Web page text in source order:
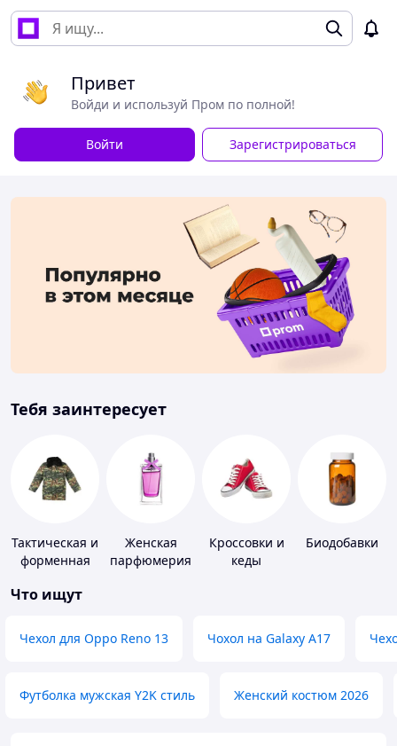
Привет
Войди и используй Пром по полной!
Войти Зарегистрироваться
Тебя заинтересует
Тактическая и
форменная
Женская
парфюмерия
Кроссовки и
кеды
Биодобавки
Что ищут
Чехол для Oppo Reno 13 Чохол на Galaxy A17
Футболка мужская Y2K стиль Женский костюм 2026